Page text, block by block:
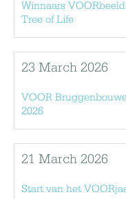
Winnaars
Tree of Life
23 March 2026
VOOR
2026
21 March 2026
Start van het